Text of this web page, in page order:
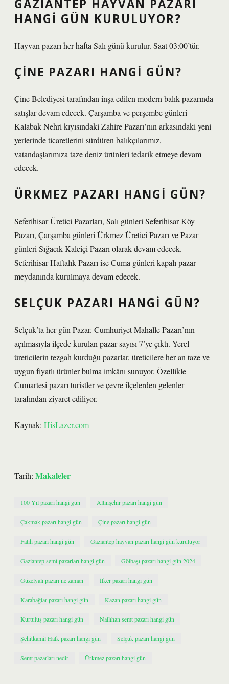
GAZIANTEP HAYVAN PAZARI
HANGI GÜN KURULUYOR?
Hayvan pazarı her hafta Salı günü kurulur. Saat 03:00’tür.
ÇINE PAZARI HANGI GÜN?
Çine Belediyesi tarafından inşa edilen modern balık pazarında
satışlar devam edecek. Çarşamba ve perşembe günleri
Kalabak Nehri kıyısındaki Zahire Pazarı’nın arkasındaki yeni
yerlerinde ticaretlerini sürdüren balıkçılarımız,
vatandaşlarımıza taze deniz ürünleri tedarik etmeye devam
edecek.
ÜRKMEZ PAZARI HANGI GÜN?
Seferihisar Üretici Pazarları, Salı günleri Seferihisar Köy
Pazarı, Çarşamba günleri Ürkmez Üretici Pazarı ve Pazar
günleri Sığacık Kaleiçi Pazarı olarak devam edecek.
Seferihisar Haftalık Pazarı ise Cuma günleri kapalı pazar
meydanında kurulmaya devam edecek.
SELÇUK PAZARI HANGI GÜN?
Selçuk’ta her gün Pazar. Cumhuriyet Mahalle Pazarı’nın
açılmasıyla ilçede kurulan pazar sayısı 7’ye çıktı. Yerel
üreticilerin tezgah kurduğu pazarlar, üreticilere her an taze ve
uygun fiyatlı ürünler bulma imkânı sunuyor. Özellikle
Cumartesi pazarı turistler ve çevre ilçelerden gelenler
tarafından ziyaret ediliyor.
Kaynak: HisLazer.com
Tarih: Makaleler
100 Yıl pazarı hangi gün Altınşehir pazarı hangi gün
Çakmak pazarı hangi gün Çine pazarı hangi gün
Fatih pazarı hangi gün Gaziantep hayvan pazarı hangi gün kuruluyor
Gaziantep semt pazarları hangi gün Gölbaşı pazarı hangi gün 2024
Güzelyalı pazarı ne zaman İlker pazarı hangi gün
Karabağlar pazarı hangi gün Kazan pazarı hangi gün
Kurtuluş pazarı hangi gün Nallıhan semt pazarı hangi gün
Şehitkamil Halk pazarı hangi gün Selçuk pazarı hangi gün
Semt pazarları nedir Ürkmez pazarı hangi gün